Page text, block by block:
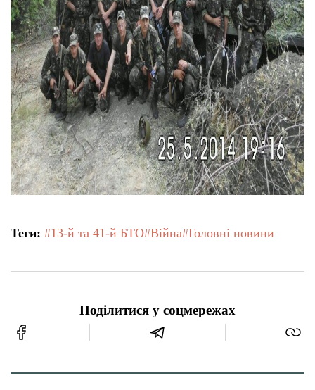
Теги: #13-й та 41-й БТО#Війна#Головні новини
Поділитися у соцмережах